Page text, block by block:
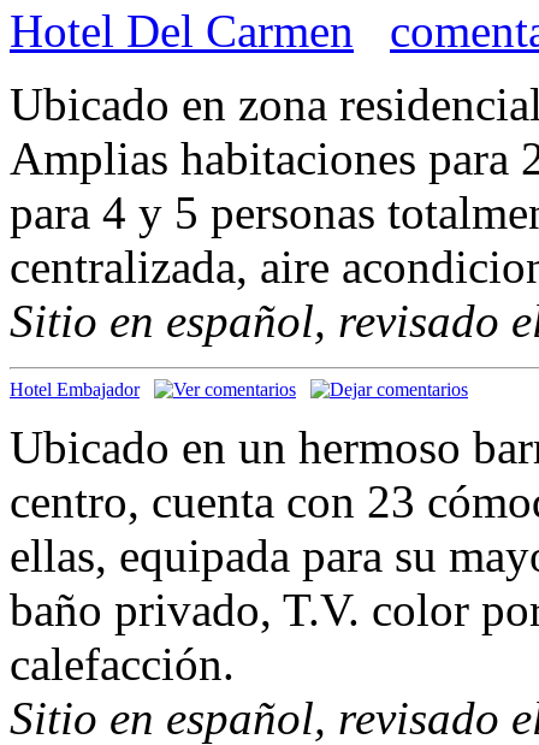
Hotel Del Carmen
Ubicado en zona
Amplias habitaciones para
para 4 y 5 personas
centralizada, aire
Sitio en español, revisado
Hotel Embajador
Ubicado en un hermoso
centro, cuenta con 23
ellas, equipada para su
baño privado, T.V. color
calefacción.
Sitio en español, revisado